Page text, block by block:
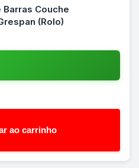
Barras Couche
(Rolo)
ao carrinho